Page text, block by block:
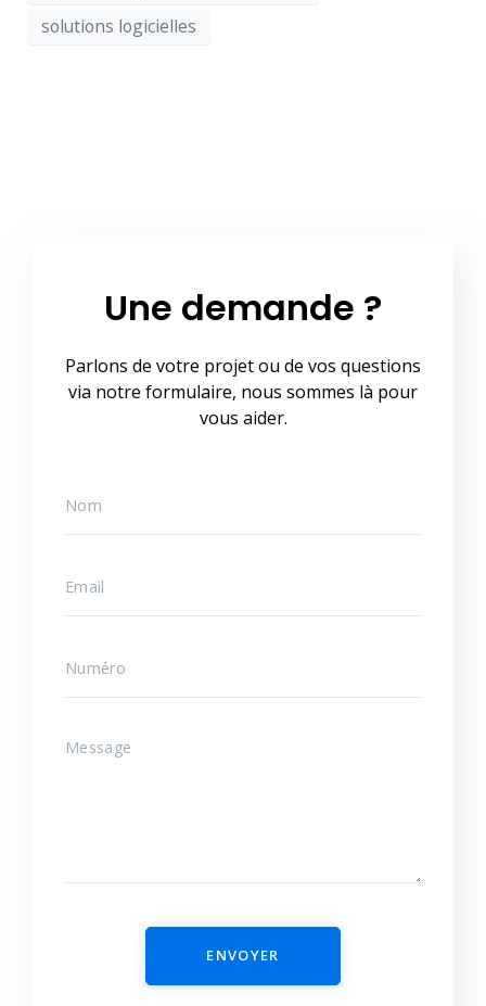
solutions logicielles
Une demande ?
Parlons de votre projet ou de vos questions
via notre formulaire, nous sommes là pour
vous aider.
ENVOYER